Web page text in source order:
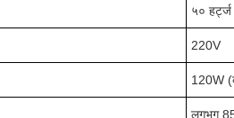
५० हर्ट्ज
220V
120W
लगभग